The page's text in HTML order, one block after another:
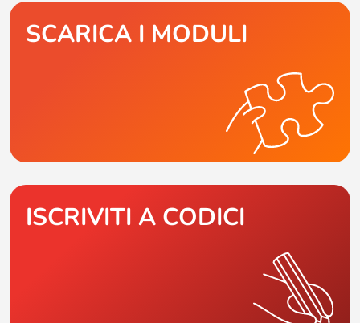
SCARICA I MODULI
ISCRIVITI A CODICI